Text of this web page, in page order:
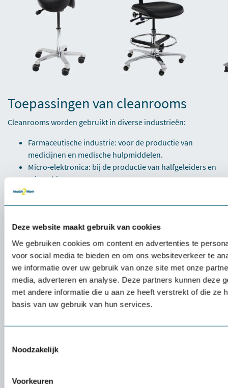
Deze website maakt gebruik van cookies
We gebruiken cookies om content en advertenties te
voor social media te bieden en om ons websiteverkeer te
we informatie over uw gebruik van onze site met onze
media, adverteren en analyse. Deze partners kunnen deze
met andere informatie die u aan ze heeft verstrekt of die ze
basis van uw gebruik van hun services.
Noodzakelijk
Voorkeuren
Toepassingen van cleanrooms
Cleanrooms worden gebruikt in diverse industrieën:
Farmaceutische industrie: voor de productie van
medicijnen en medische hulpmiddelen.
Micro-elektronica: bij de productie van halfgeleiders en
microchips.
Voedselverwerking: om kruisbesmetting te voorkomen
en de houdbaarheid van producten te verlengen.
biotechnologische producten.
Ruimtevaart en optica: voor de fabricage van gevoelige
apparatuur.
Veelgestelde vragen